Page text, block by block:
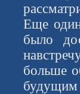
Еще
было
больше